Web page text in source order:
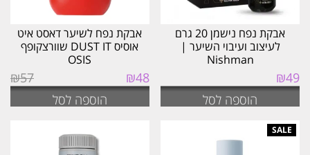
אבקת נפח נישמן 20 גרם
לעיצוב ועיבוי השיער |
Nishman
₪49
הוספה לסל
אבקת נפח לשיער דאסט איט
אוסיס DUST IT שוורצקופף
OSIS
₪57
המחיר
המקורי
₪48
הנוכחי
הוספה לסל